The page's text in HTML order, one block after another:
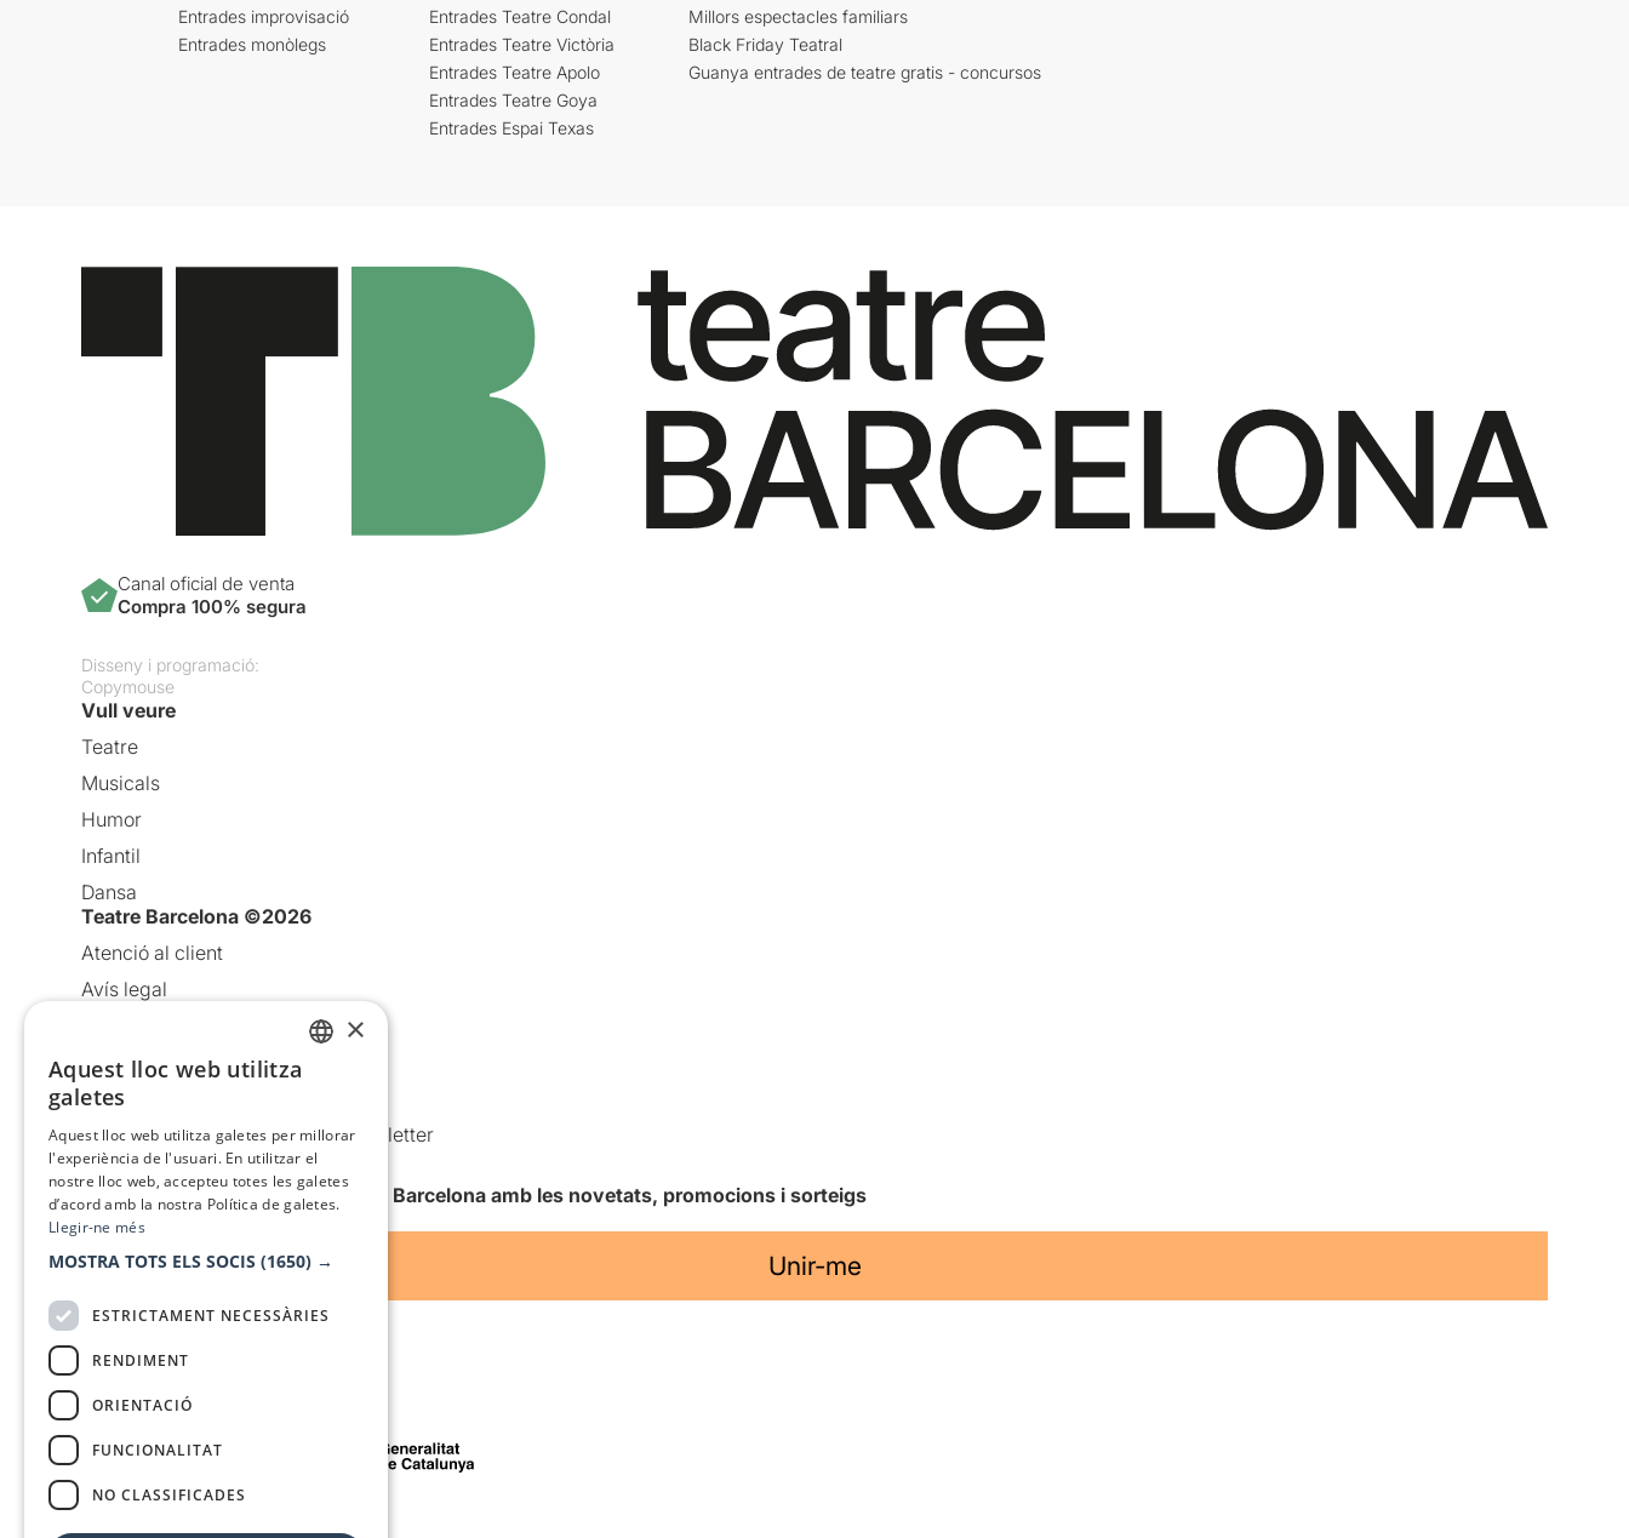
Entrades improvisació
Entrades monòlegs
Entrades Teatre Condal
Entrades Teatre Victòria
Entrades Teatre Apolo
Entrades Teatre Goya
Entrades Espai Texas
Millors espectacles familiars
Black Friday Teatral
Guanya entrades de teatre gratis - concursos
Canal oficial de venta
Compra 100% segura
Disseny i programació:
Copymouse
Vull veure
Teatre
Musicals
Humor
Infantil
Dansa
Teatre Barcelona ©2026
Atenció al client
Avís legal
Política de cookies
Condicions d’ús
Comunicacions comercials i Newsletter
Anuncia’t
Vull rebre la newsletter de Teatre Barcelona amb les novetats, promocions i sorteigs
Unir-me
Amb el suport de
×
Aquest lloc web utilitza
galetes
Aquest lloc web utilitza galetes per millorar
l'experiència de l'usuari. En utilitzar el
nostre lloc web, accepteu totes les galetes
d’acord amb la nostra Política de galetes.
Llegir-ne més
MOSTRA TOTS ELS SOCIS (1650) →
ESTRICTAMENT NECESSÀRIES
RENDIMENT
ORIENTACIÓ
FUNCIONALITAT
NO CLASSIFICADES